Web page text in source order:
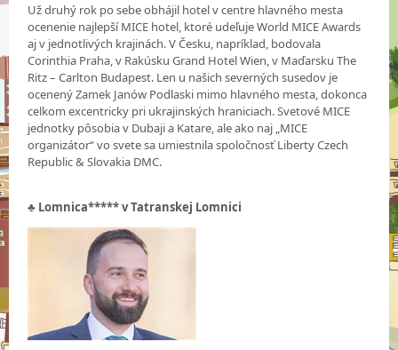
Už druhý rok po sebe obhájil hotel v centre hlavného mesta
ocenenie najlepší MICE hotel, ktoré udeľuje World MICE Awards
aj v jednotlivých krajinách. V Česku, napríklad, bodovala
Corinthia Praha, v Rakúsku Grand Hotel Wien, v Maďarsku The
Ritz – Carlton Budapest. Len u našich severných susedov je
ocenený Zamek Janów Podlaski mimo hlavného mesta, dokonca
celkom excentricky pri ukrajinských hraniciach. Svetové MICE
jednotky pôsobia v Dubaji a Katare, ale ako naj „MICE
organizátor“ vo svete sa umiestnila spoločnosť Liberty Czech
Republic & Slovakia DMC.
♣ Lomnica***** v Tatranskej Lomnici